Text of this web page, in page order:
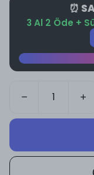
⏰
3 Al 2 Öde +